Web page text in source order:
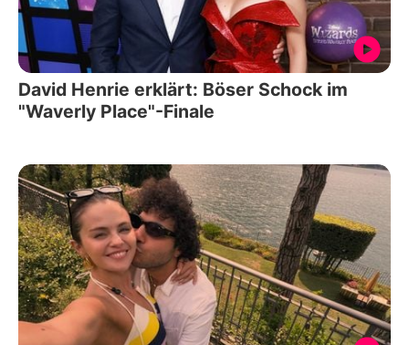
David Henrie erklärt: Böser Schock im
"Waverly Place"-Finale